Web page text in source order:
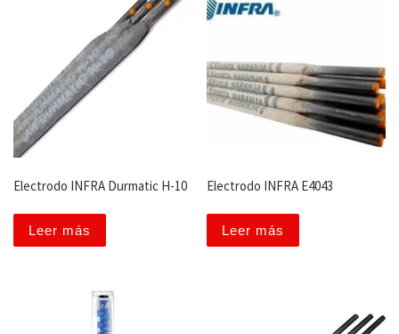
Electrodo INFRA Durmatic H-10
Leer más
Electrodo INFRA E4043
Leer más